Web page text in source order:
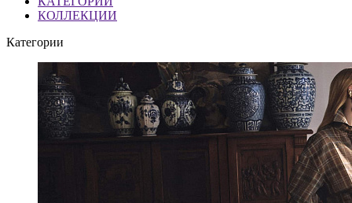
КОЛЛЕКЦИИ
Категории